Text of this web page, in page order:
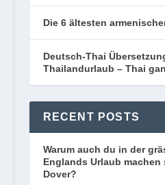
Die 6 ältesten
Deutsch-Thai
Thailandurlaub – Thai
RECENT POSTS
Warum auch du in der
Englands Urlaub
Dover?